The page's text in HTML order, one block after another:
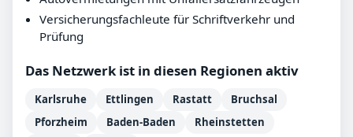
Versicherungsfachleute für Schriftverkehr und
Prüfung
Das Netzwerk ist in diesen Regionen aktiv
Karlsruhe Ettlingen Rastatt
Bruchsal
Pforzheim
Baden-Baden
Rheinstetten